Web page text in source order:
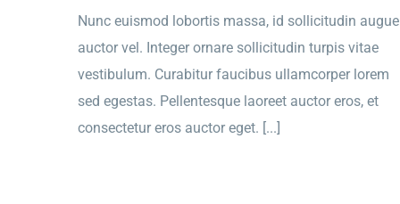
Nunc euismod lobortis massa, id sollicitudin augue
auctor vel. Integer ornare sollicitudin turpis vitae
vestibulum. Curabitur faucibus ullamcorper lorem
sed egestas. Pellentesque laoreet auctor eros, et
consectetur eros auctor eget. [...]